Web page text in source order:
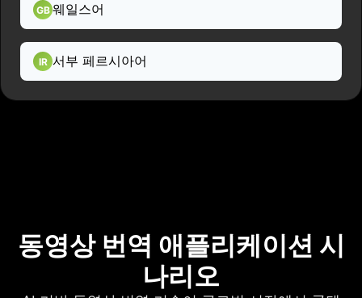
GB 웨일스어
IR 서부 페르시아어
동영상 번역 애플리케이션 시
나리오